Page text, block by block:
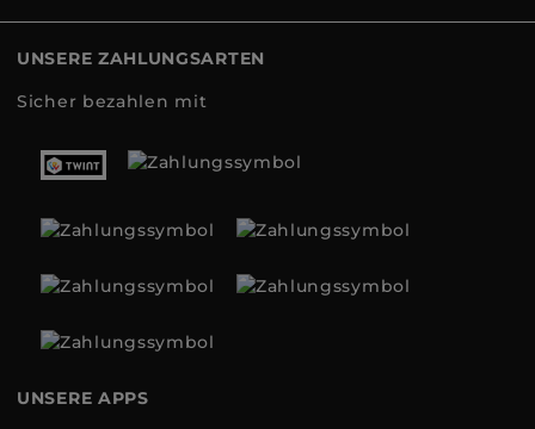
UNSERE ZAHLUNGSARTEN
Sicher bezahlen mit
UNSERE APPS